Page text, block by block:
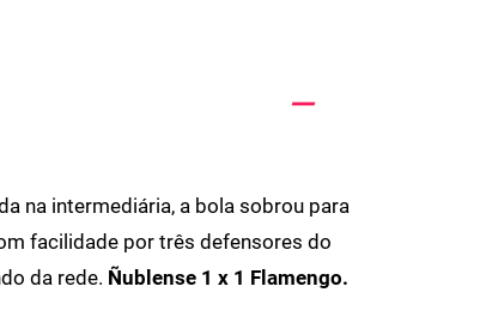
na intermediária, a bola sobrou para
facilidade por três defensores do
da rede. Ñublense 1 x 1 Flamengo.